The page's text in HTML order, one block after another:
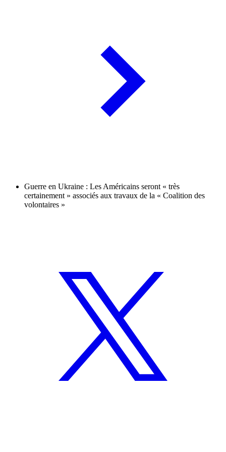
Guerre en Ukraine : Les Américains seront « très
certainement » associés aux travaux de la « Coalition des
volontaires »